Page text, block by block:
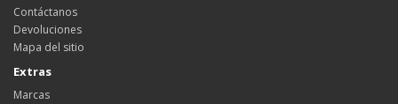
Contáctanos
Devoluciones
Mapa del sitio
Extras
Marcas